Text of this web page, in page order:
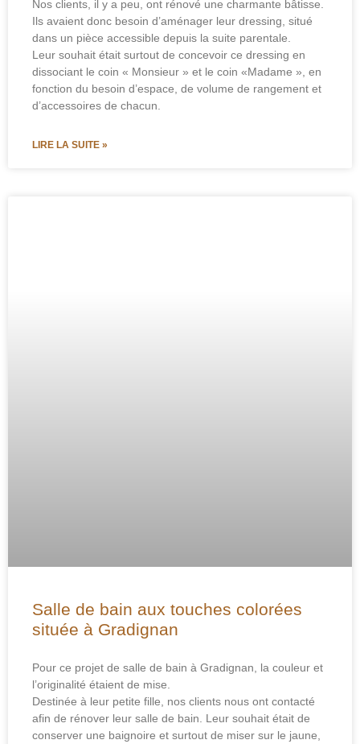
Nos clients, il y a peu, ont rénové une charmante bâtisse.
Ils avaient donc besoin d’aménager leur dressing, situé
dans un pièce accessible depuis la suite parentale.
Leur souhait était surtout de concevoir ce dressing en
dissociant le coin « Monsieur » et le coin «Madame », en
fonction du besoin d’espace, de volume de rangement et
d’accessoires de chacun.
LIRE LA SUITE »
Salle de bain aux touches colorées
située à Gradignan
Pour ce projet de salle de bain à Gradignan, la couleur et
l’originalité étaient de mise.
Destinée à leur petite fille, nos clients nous ont contacté
afin de rénover leur salle de bain. Leur souhait était de
conserver une baignoire et surtout de miser sur le jaune,